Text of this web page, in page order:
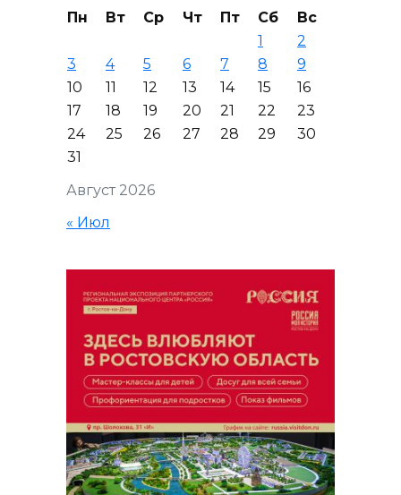
Август 2026
Пн Вт Ср Чт Пт Сб
Вс
1
2
3
4 5 6 7 8
9
10
11 12 13 14 15
16
17
18 19 20 21 22
23
24
25 26 27 28 29
30
31
« Июл